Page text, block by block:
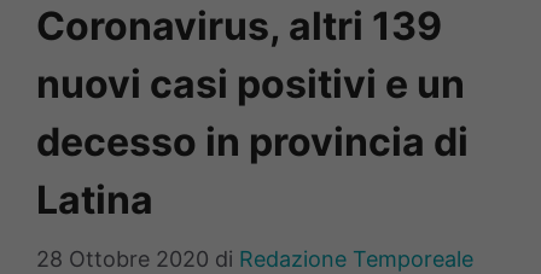
Coronavirus, altri 139
nuovi casi positivi e un
decesso in provincia di
Latina
28 Ottobre 2020 di Redazione Temporeale